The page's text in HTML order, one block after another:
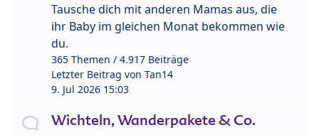
Tausche dich mit anderen Mamas aus, die
ihr Baby im gleichen Monat bekommen wie
du.
365 Themen / 4.917 Beiträge
Letzter Beitrag von Tan14
9. Jul 2026 15:03
Wichteln, Wanderpakete & Co.